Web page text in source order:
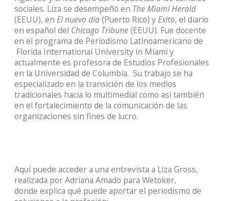
sociales. Liza se desempeñó en The Miami Herald
(EEUU), en El nuevo día(Puerto Rico) yExito, el diario
en español del Chicago Tribune(EEUU). Fue docente
en el programa de Periodismo Latinoamericano de
Florida International University in Miami y
actualmente es profesora de Estudios Profesionales
en la Universidad de Columbia. Su trabajo se ha
especializado en la transición de los medios
tradicionales hacia lo multimedial como así también
en el fortalecimiento de la comunicación de las
organizaciones sin fines de lucro.
Aquí puede acceder a una entrevista a Liza Gross,
realizada por Adriana Amado para Wetoker,
donde explica qué puede aportar el periodismo de